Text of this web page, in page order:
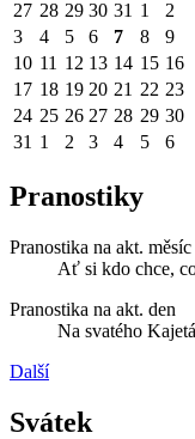
27 28 29 30 31 1
2
3
4 5 6 7 8
9
10 11 12 13 14 15 16
17 18 19 20 21 22 23
24 25 26 27 28 29 30
31 1 2 3 4 5 6
Pranostiky
Pranostika na akt. měsíc
Ať si kdo chce,
Pranostika na akt. den
Na svatého
Další
Svátek